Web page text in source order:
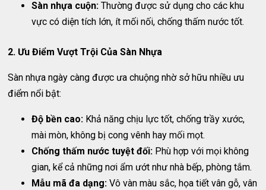
Sàn nhựa cuộn: Thường được sử dụng cho các khu
vực có diện tích lớn, ít mối nối, chống thấm nước tốt.
2. Ưu Điểm Vượt Trội Của Sàn Nhựa
Sàn nhựa ngày càng được ưa chuộng nhờ sở hữu nhiều ưu
điểm nổi bật:
Độ bền cao: Khả năng chịu lực tốt, chống trầy xước,
mài mòn, không bị cong vênh hay mối mọt.
Chống thấm nước tuyệt đối: Phù hợp với mọi không
gian, kể cả những nơi ẩm ướt như nhà bếp, phòng tắm.
Mẫu mã đa dạng: Vô vàn màu sắc, họa tiết vân gỗ, vân